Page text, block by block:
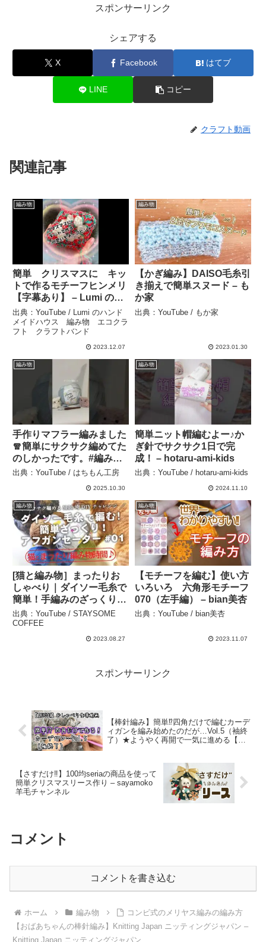
スポンサーリンク
シェアする
X Facebook はてブ
LINE コピー
クラフト動画
関連記事
編み物
簡単 クリスマスに キッ
トで作るモチーフヒンメリ
【字幕あり】 – Lumi のハ
ンドメイドハウス 編み
物 エコクラフト クラフ
トバンド
出典：YouTube / Lumi のハンド
メイドハウス 編み物 エコクラ
フト クラフトバンド
2023.12.07
編み物
【かぎ編み】DAISO毛糸引
き揃えで簡単スヌード – も
か家
出典：YouTube / もか家
2023.01.30
編み物
手作りマフラー編みました
🧣簡単にサクサク編めてた
のしかったです。#編み物
#手作りマフラー#マフラー
出典：YouTube / はちもん工房
2025.10.30
編み物
簡単ニット帽編むよー♪か
ぎ針でサクサク1日で完
成！ – hotaru-ami-kids
出典：YouTube / hotaru-ami-kids
2024.11.10
編み物
[猫と編み物］まったりお
しゃべり｜ダイソー毛糸で
簡単！手編みのざっくりニ
ットセーター・プルオーバ
ー｜簡単100均DIYチャレ
ンジ ｜かぎ針編み・アフ
出典：YouTube / STAYSOME
COFFEE
2023.08.27
編み物
【モチーフを編む】使い方
いろいろ 六角形モチーフ
070（左手編） – bian美杏
出典：YouTube / bian美杏
2023.11.07
スポンサーリンク
【棒針編み】簡単⁉四角だけで編むカーデ
ィガンを編み始めたのだが…Vol.5（袖終
了）★ようやく再開で一気に進める【お
【さすだけ‼︎】100均seriaの商品を使って
簡単クリスマスリース作り – sayamoko
羊毛チャンネル
コメント
コメントを書き込む
ホーム 編み物
コンビ式のメリヤス編みの編み方
【おばあちゃんの棒針編み】Knitting Japan ニッティングジャパン –
Knitting Japan ニッティングジャパン